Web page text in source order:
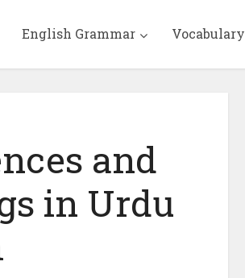
English Grammar Vocabulary
and
in Urdu